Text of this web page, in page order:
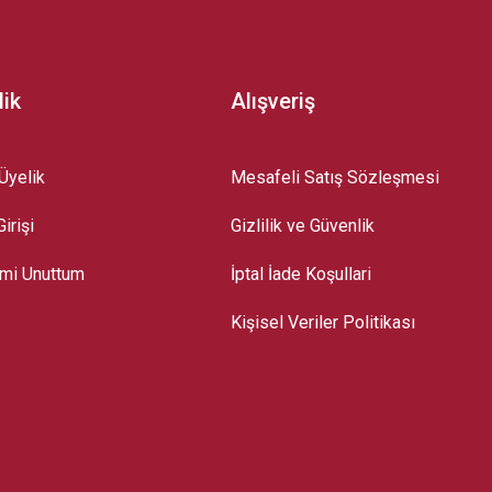
Unuttum
Alışveriş
Mesafeli Satış Sözleşmesi
Gizlilik ve Güvenlik
İptal İade Koşullari
Kişisel Veriler Politikası